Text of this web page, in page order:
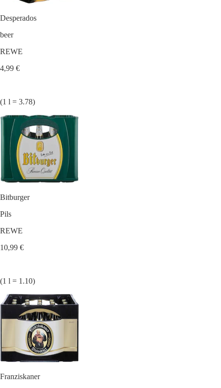
Desperados
beer
REWE
4,99 €
(1 l = 3.78)
Bitburger
Pils
REWE
10,99 €
(1 l = 1.10)
Franziskaner